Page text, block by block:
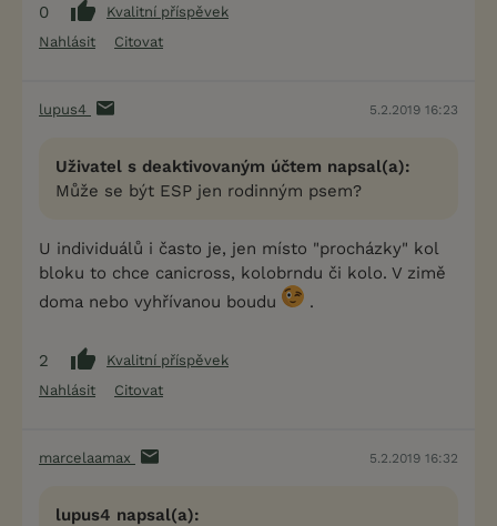
0
Kvalitní příspěvek
Nahlásit
Citovat
lupus4 5.2.2019 16:23
Uživatel s deaktivovaným účtem napsal(a):
Může se být ESP jen rodinným psem?
U individuálů i často je, jen místo "procházky" kol
bloku to chce canicross, kolobrndu či kolo. V zimě
doma nebo vyhřívanou boudu
.
2
Kvalitní příspěvek
Nahlásit
Citovat
marcelaamax 5.2.2019 16:32
lupus4 napsal(a):